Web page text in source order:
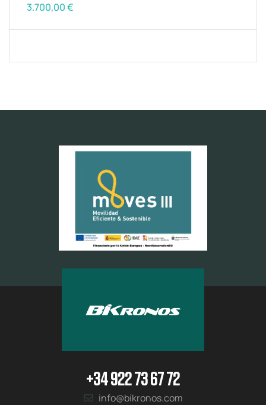
3.700,00€
+34 922 73 67 72
info@bikronos.com